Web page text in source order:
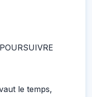
le temps,